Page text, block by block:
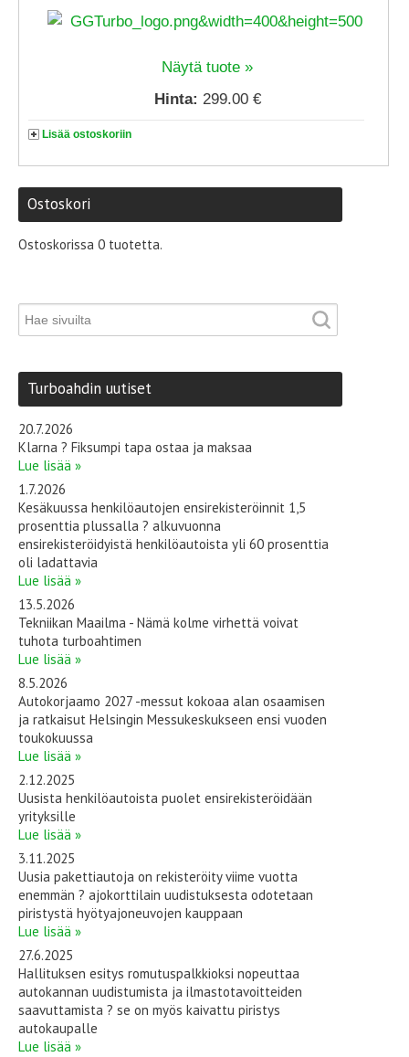
Näytä tuote »
Hinta: 299.00 €
Lisää ostoskoriin
Ostoskori
Ostoskorissa 0 tuotetta.
Turboahdin uutiset
20.7.2026
Klarna ? Fiksumpi tapa ostaa ja maksaa
Lue lisää »
1.7.2026
Kesäkuussa henkilöautojen ensirekisteröinnit 1,5
prosenttia plussalla ? alkuvuonna
ensirekisteröidyistä henkilöautoista yli 60 prosenttia
oli ladattavia
Lue lisää »
13.5.2026
Tekniikan Maailma - Nämä kolme virhettä voivat
tuhota turboahtimen
Lue lisää »
8.5.2026
Autokorjaamo 2027 -messut kokoaa alan osaamisen
ja ratkaisut Helsingin Messukeskukseen ensi vuoden
toukokuussa
Lue lisää »
2.12.2025
Uusista henkilöautoista puolet ensirekisteröidään
yrityksille
Lue lisää »
3.11.2025
Uusia pakettiautoja on rekisteröity viime vuotta
enemmän ? ajokorttilain uudistuksesta odotetaan
piristystä hyötyajoneuvojen kauppaan
Lue lisää »
27.6.2025
Hallituksen esitys romutuspalkkioksi nopeuttaa
autokannan uudistumista ja ilmastotavoitteiden
saavuttamista ? se on myös kaivattu piristys
autokaupalle
Lue lisää »